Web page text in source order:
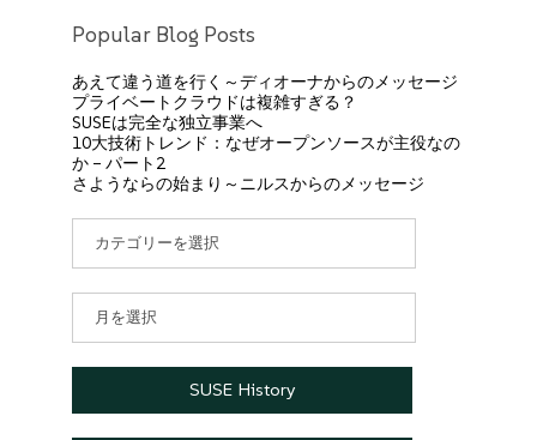
Popular Blog Posts
あえて違う道を行く～ディオーナからのメッセージ
プライベートクラウドは複雑すぎる？
SUSEは完全な独立事業へ
10大技術トレンド：なぜオープンソースが主役なの
か – パート2
さようならの始まり～ニルスからのメッセージ
ゴ
リ
カ
イ
SUSE History